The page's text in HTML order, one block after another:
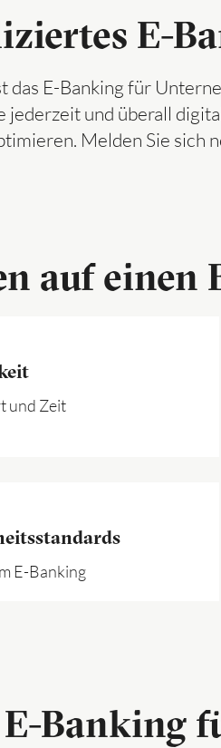
E-
das E-Banking für
jederzeit und überall
Melden Sie sich
auf einen
und Zeit
E-Banking
E-Banking